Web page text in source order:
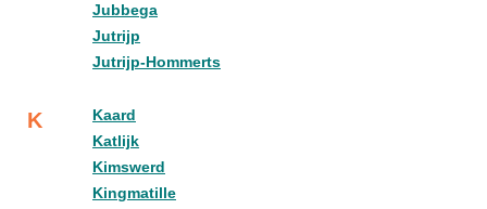
Jubbega
Jutrijp
Jutrijp-Hommerts
K
Kaard
Katlijk
Kimswerd
Kingmatille